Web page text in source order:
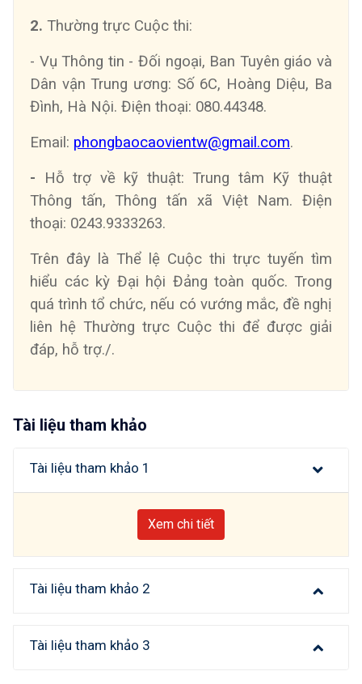
2. Thường trực Cuộc thi:
- Vụ Thông tin - Đối ngoại, Ban Tuyên giáo và
Dân vận Trung ương: Số 6C, Hoàng Diệu, Ba
Đình, Hà Nội. Điện thoại: 080.44348.
Email: phongbaocaovientw@gmail.com.
- Hỗ trợ về kỹ thuật: Trung tâm Kỹ thuật
Thông tấn, Thông tấn xã Việt Nam. Điện
thoại: 0243.9333263.
Trên đây là Thể lệ Cuộc thi trực tuyến tìm
hiểu các kỳ Đại hội Đảng toàn quốc. Trong
quá trình tổ chức, nếu có vướng mắc, đề nghị
liên hệ Thường trực Cuộc thi để được giải
đáp, hỗ trợ./.
Tài liệu tham khảo
Tài liệu tham khảo 1
Xem chi tiết
Tài liệu tham khảo 2
Tài liệu tham khảo 3